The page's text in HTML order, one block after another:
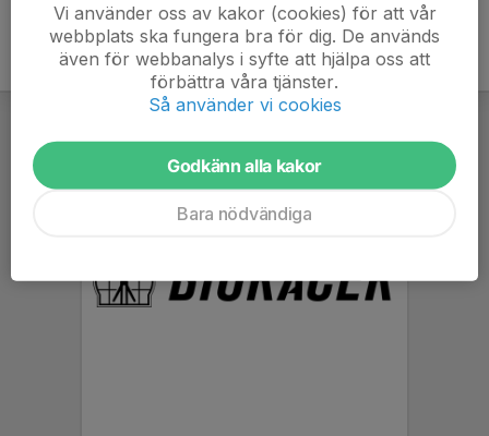
Vi använder oss av kakor (cookies) för att vår
webbplats ska fungera bra för dig. De används
även för webbanalys i syfte att hjälpa oss att
förbättra våra tjänster.
Så använder vi cookies
Godkänn alla kakor
Bara nödvändiga